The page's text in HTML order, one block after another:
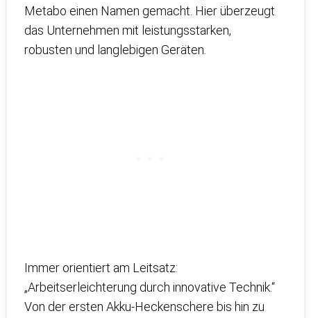
Metabo einen Namen gemacht. Hier überzeugt
das Unternehmen mit leistungsstarken,
robusten und langlebigen Geräten.
Immer orientiert am Leitsatz:
„Arbeitserleichterung durch innovative Technik.“
Von der ersten Akku-Heckenschere bis hin zu